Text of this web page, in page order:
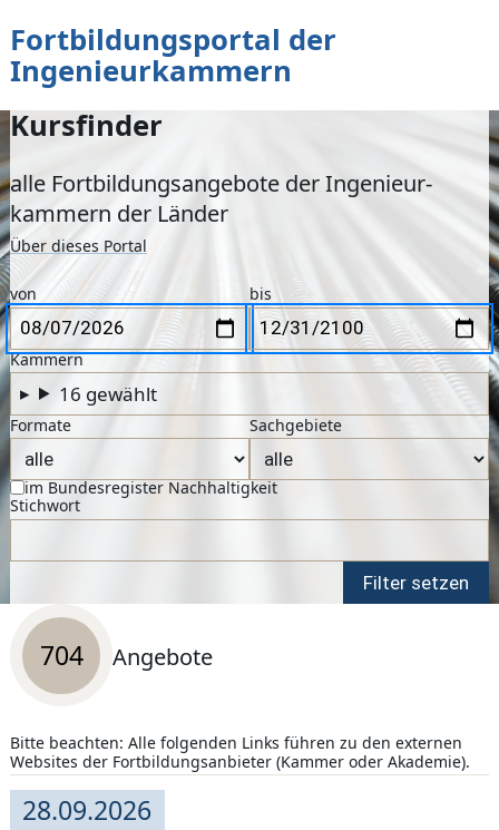
zum Inhalt
Fortbildungsportal der
Ingenieurkammern
Kursfinder
alle Fortbildungs­angebote der Ingenieur­
kammern der Länder
Über dieses Portal
Suchformular
Zeitraum
vonErster Tag bisLetzter Tag
Kammern
16 gewählt
Formate Sachgebiete
im Bundesregister Nachhaltigkeit
Stichwort
Suchergebnis
704
Angebote
Bitte beachten: Alle folgenden Links führen zu den externen
Websites der Fortbildungsanbieter (Kammer oder Akademie).
704 Angebote mit Termin
28.09.2026